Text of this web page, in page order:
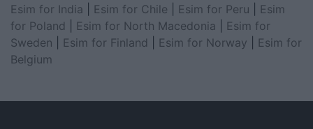
Esim for India
Esim for Chile Esim for Peru
Esim
for Poland
Esim for North Macedonia
Esim for
Sweden
Esim for Finland Esim for Norway
Esim for
Belgium